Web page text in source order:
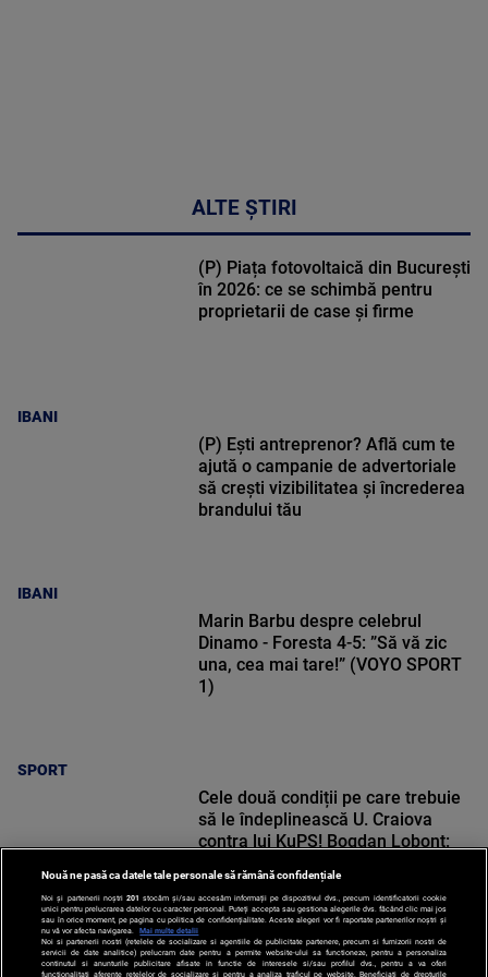
ALTE ȘTIRI
IBANI
(P) Piața fotovoltaică din București
în 2026: ce se schimbă pentru
proprietarii de case și firme
IBANI
(P) Ești antreprenor? Află cum te
ajută o campanie de advertoriale
să crești vizibilitatea și încrederea
brandului tău
SPORT
Marin Barbu despre celebrul
Dinamo - Foresta 4-5: ”Să vă zic
una, cea mai tare!” (VOYO SPORT
1)
SPORT
Cele două condiții pe care trebuie
să le îndeplinească U. Craiova
contra lui KuPS! Bogdan Lobonț:
Nouă ne pasă ca datele tale personale să rămână confidențiale
Noi și partenerii noștri 201 stocăm și/sau accesăm informații pe dispozitivul dvs., precum identificatorii cookie
unici pentru prelucrarea datelor cu caracter personal. Puteți accepta sau gestiona alegerile dvs. făcând clic mai jos
sau în orice moment, pe pagina cu politica de confidențialitate. Aceste alegeri vor fi raportate partenerilor noștri și
nu vă vor afecta navigarea.
Mai multe detalii
Noi si partenerii nostri (retelele de socializare si agentiile de publicitate partenere, precum si furnizorii nostri de
servicii de date analitice) prelucram date pentru a permite website-ului sa functioneze, pentru a personaliza
continutul si anunturile publicitare afisate in functie de interesele si/sau profilul dvs., pentru a va oferi
functionalitati aferente retelelor de socializare si pentru a analiza traficul pe website. Beneficiati de drepturile